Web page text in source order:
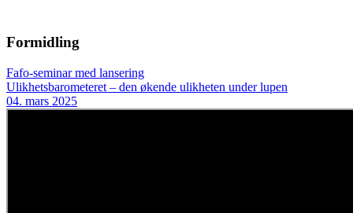
Formidling
Fafo-seminar med lansering
Ulikhetsbarometeret – den økende ulikheten under lupen
04. mars 2025